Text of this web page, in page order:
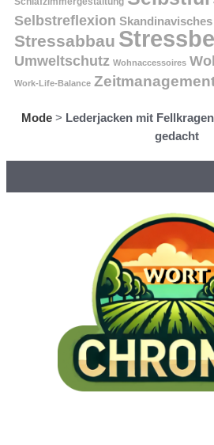
Selbstreflexion
Stressabbau
Umweltschutz Wohnaccessoires
Work-Life-Balance
Mode> Lederjacken mit
gedacht